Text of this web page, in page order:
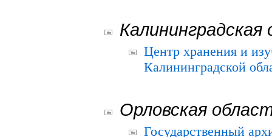
Калининградская
Центр хранения и
Калининградской
Орловская
Государственный